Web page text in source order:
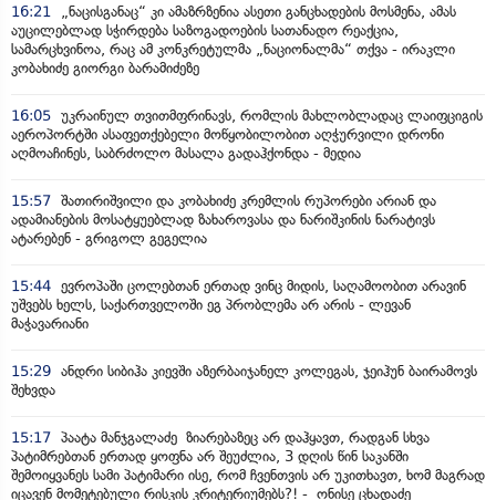
16:21
„ნაცისგანაც“ კი ამაზრზენია ასეთი განცხადების მოსმენა, ამას
აუცილებლად სჭირდება საზოგადოების სათანადო რეაქცია,
სამარცხვინოა, რაც ამ კონკრეტულმა „ნაციონალმა“ თქვა - ირაკლი
კობახიძე გიორგი ბარამიძეზე
16:05 უკრაინულ თვითმფრინავს, რომლის მახლობლადაც ლაიფციგის
აეროპორტში ასაფეთქებელი მოწყობილობით აღჭურვილი დრონი
აღმოაჩინეს, საბრძოლო მასალა გადაჰქონდა - მედია
15:57 შათირიშვილი და კობახიძე კრემლის რუპორები არიან და
ადამიანების მოსატყუებლად ზახაროვასა და ნარიშკინის ნარატივს
ატარებენ - გრიგოლ გეგელია
15:44 ევროპაში ცოლებთან ერთად ვინც მიდის, საღამოობით არავინ
უშვებს ხელს, საქართველოში ეგ პრობლემა არ არის - ლევან
მაჭავარიანი
15:29 ანდრი სიბიჰა კიევში აზერბაიჯანელ კოლეგას, ჯეიჰუნ ბაირამოვს
შეხვდა
15:17 პაატა მანჯგალაძე ზიარებაზეც არ დაჰყავთ, რადგან სხვა
პატიმრებთან ერთად ყოფნა არ შეუძლია, 3 დღის წინ საკანში
შემოიყვანეს სამი პატიმარი ისე, რომ ჩვენთვის არ უკითხავთ, ხომ მაგრად
იცავენ მომეტებული რისკის კრიტერიუმებს?! - ონისე ცხადაძე